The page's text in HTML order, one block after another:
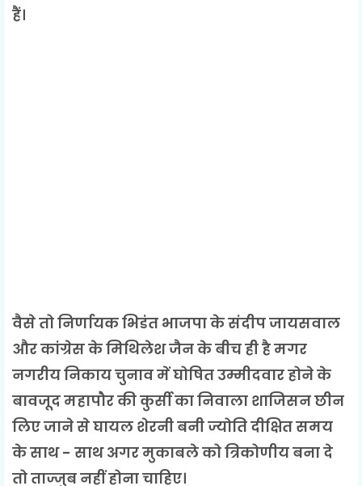
हैं।
वैसे तो निर्णायक भिडंत भाजपा के संदीप जायसवाल
और कांग्रेस के मिथिलेश जैन के बीच ही है मगर
नगरीय निकाय चुनाव में घोषित उम्मीदवार होने के
बावजूद महापौर की कुर्सी का निवाला शाजिसन छीन
लिए जाने से घायल शेरनी बनी ज्योति दीक्षित समय
के साथ - साथ अगर मुकाबले को त्रिकोणीय बना दे
तो ताज्जुब नहीं होना चाहिए।